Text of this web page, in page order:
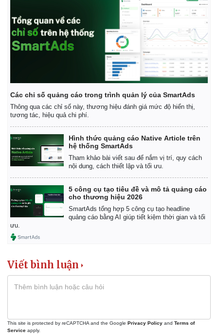
Các chỉ số quảng cáo trong trình quản lý của SmartAds
Thông qua các chỉ số này, thương hiệu đánh giá mức độ hiển thị,
tương tác, hiệu quả chi phí.
Hình thức quảng cáo Native Article trên
hệ thống SmartAds
Tham khảo bài viết sau để nắm vị trí, quy cách
nội dung, cách thiết lập và tối ưu.
5 công cụ tạo tiêu đề và mô tả quảng cáo
cho thương hiệu 2026
SmartAds tổng hợp 5 công cụ tạo headline
quảng cáo bằng AI giúp tiết kiệm thời gian và tối
ưu.
Viết bình luận
This site is protected by reCAPTCHA and the Google Privacy Policy and Terms of
Service apply.